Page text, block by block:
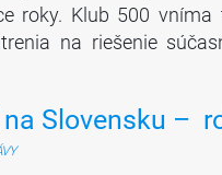
roky. Klub 500
na riešenie
Slovensku –